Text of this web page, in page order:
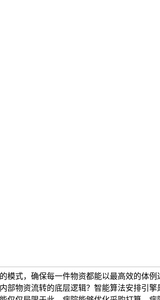
模式，确保每一件物资都能以最高效的体
部物资流转的底层逻辑？智能算法安排引